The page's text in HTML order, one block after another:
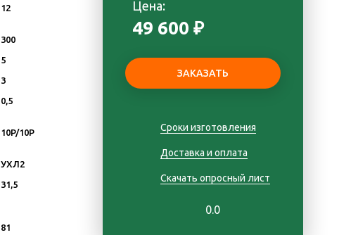
12
300
5
3
0,5
10P/10P
УХЛ2
31,5
81
Цена:
49 600 ₽
Сроки изготовления
Доставка и оплата
Скачать опросный лист
0.0